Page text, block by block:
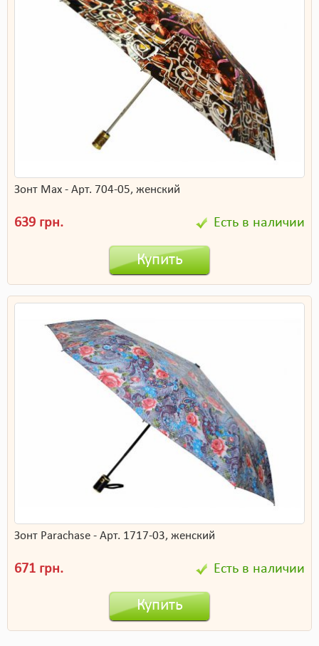
Зонт Max - Арт. 704-05, женский
639 грн. Есть в наличии
Купить
Зонт Parachase - Арт. 1717-03, женский
671 грн. Есть в наличии
Купить